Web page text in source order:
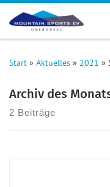
Zum Inhalt springen
Start » Aktuelles » 2021 »
Archiv des
2 Beiträge